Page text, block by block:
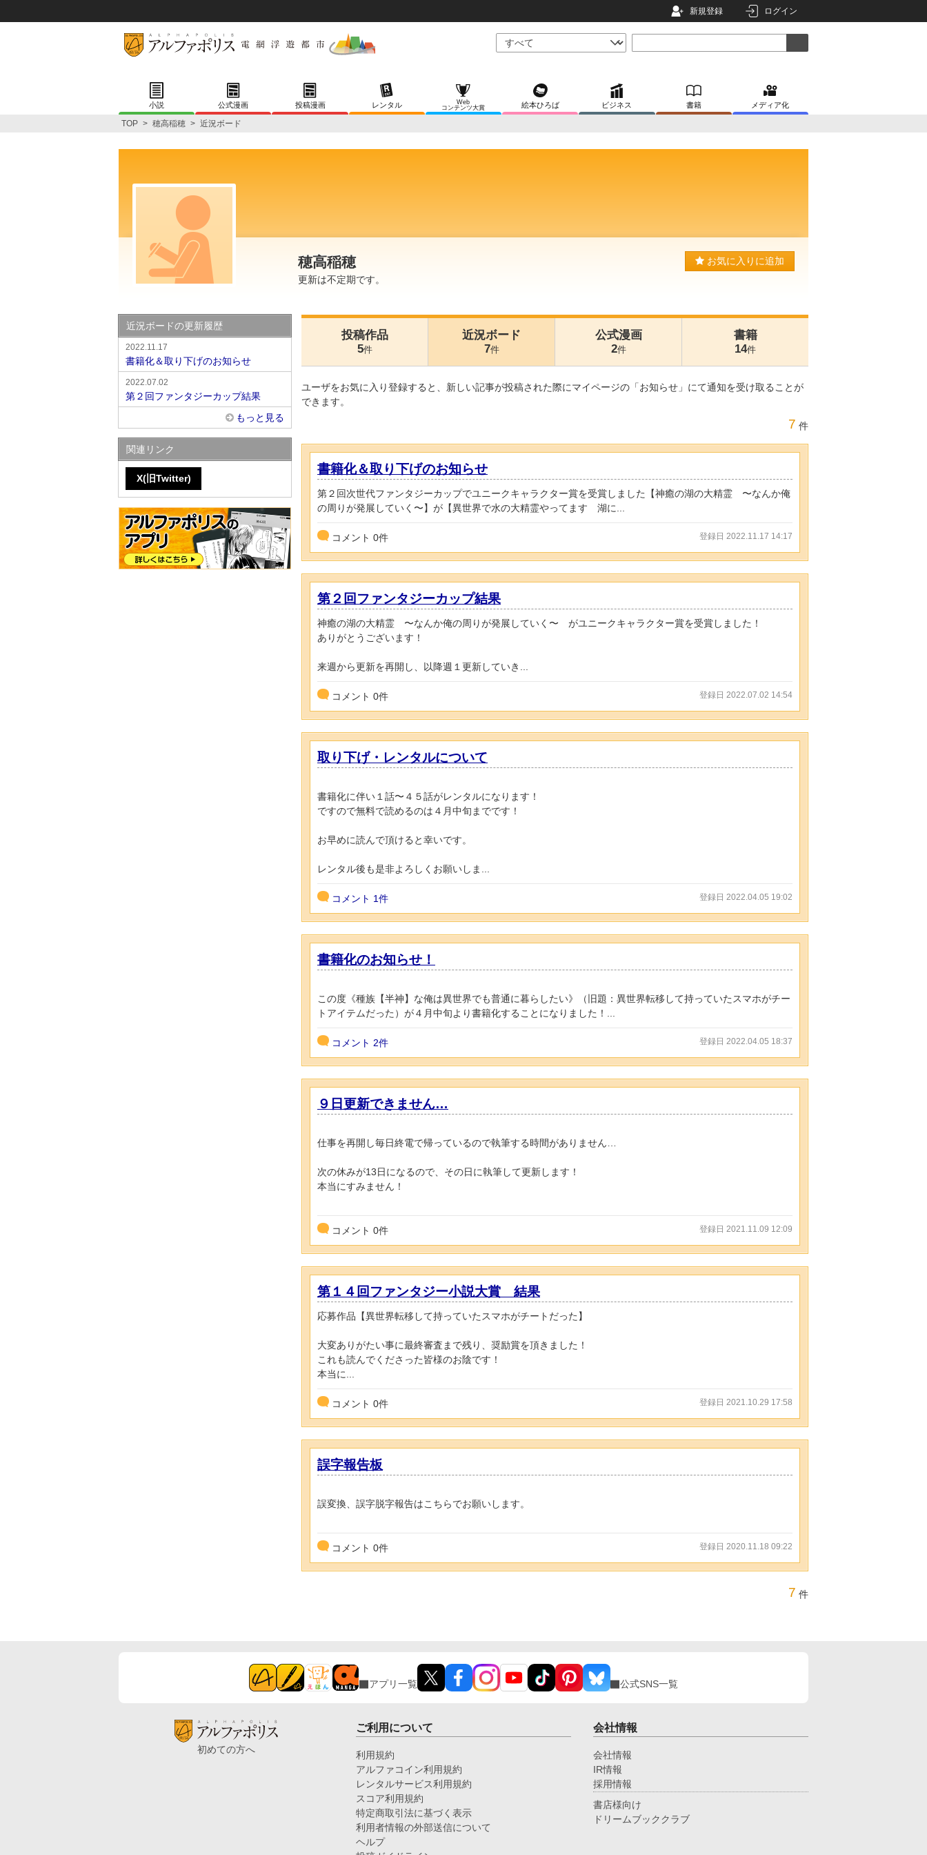
新規登録 ログイン
小説 公式漫画 投稿漫画 レンタル
Web
コンテンツ大賞
絵本ひろば ビジネス 書籍 メディア化
TOP > 穂高稲穂 > 近況ボード
穂高稲穂
更新は不定期です。
お気に入りに追加
投稿作品
5件
近況ボード
7件
公式漫画
2件
書籍
14件
ユーザをお気に入り登録すると、新しい記事が投稿された際にマイページの「お知らせ」にて通知を受け取ることが
できます。
7 件
書籍化＆取り下げのお知らせ
第２回次世代ファンタジーカップでユニークキャラクター賞を受賞しました【神癒の湖の大精霊 〜なんか俺
の周りが発展していく〜】が【異世界で水の大精霊やってます 湖に...
コメント 0件 登録日 2022.11.17 14:17
第２回ファンタジーカップ結果
神癒の湖の大精霊 〜なんか俺の周りが発展していく〜 がユニークキャラクター賞を受賞しました！
ありがとうございます！
来週から更新を再開し、以降週１更新していき...
コメント 0件 登録日 2022.07.02 14:54
取り下げ・レンタルについて
書籍化に伴い１話〜４５話がレンタルになります！
ですので無料で読めるのは４月中旬までです！
お早めに読んで頂けると幸いです。
レンタル後も是非よろしくお願いしま...
コメント 1件 登録日 2022.04.05 19:02
書籍化のお知らせ！
この度《種族【半神】な俺は異世界でも普通に暮らしたい》（旧題：異世界転移して持っていたスマホがチー
トアイテムだった）が４月中旬より書籍化することになりました！...
コメント 2件 登録日 2022.04.05 18:37
９日更新できません…
仕事を再開し毎日終電で帰っているので執筆する時間がありません…
次の休みが13日になるので、その日に執筆して更新します！
本当にすみません！
コメント 0件 登録日 2021.11.09 12:09
第１４回ファンタジー小説大賞 結果
応募作品【異世界転移して持っていたスマホがチートだった】
大変ありがたい事に最終審査まで残り、奨励賞を頂きました！
これも読んでくださった皆様のお陰です！
本当に...
コメント 0件 登録日 2021.10.29 17:58
誤字報告板
誤変換、誤字脱字報告はこちらでお願いします。
コメント 0件 登録日 2020.11.18 09:22
7 件
近況ボードの更新履歴
2022.11.17
書籍化＆取り下げのお知らせ
2022.07.02
第２回ファンタジーカップ結果
もっと見る
関連リンク
X(旧Twitter)
アプリ一覧 公式SNS一覧
初めての方へ
ご利用について
利用規約
アルファコイン利用規約
レンタルサービス利用規約
スコア利用規約
特定商取引法に基づく表示
利用者情報の外部送信について
ヘルプ
会社情報
会社情報
IR情報
採用情報
書店様向け
ドリームブッククラブ